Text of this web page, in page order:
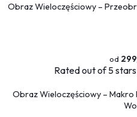
Obraz Wieloczęściowy –
Ratedout of 5
Obraz Wieloczęściowy –